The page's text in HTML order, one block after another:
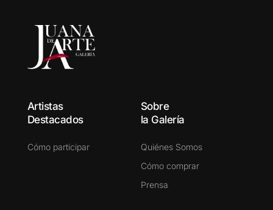
Artistas
Destacados
Cómo participar
Sobre
la Galería
Quiénes Somos
Cómo comprar
Prensa